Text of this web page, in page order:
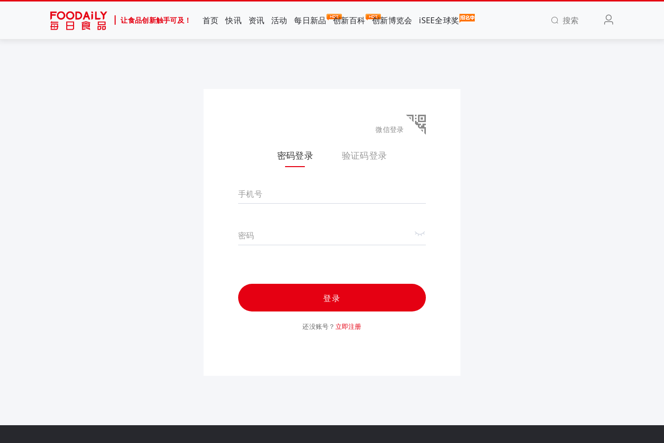
让食品创新触手可及！ 首页 快讯 资讯 活动 每日新品 创新百科 创新博览会 iSEE全球奖 搜索
微信登录
密码登录 验证码登录
手机号
密码
登录
还没账号？ 立即注册